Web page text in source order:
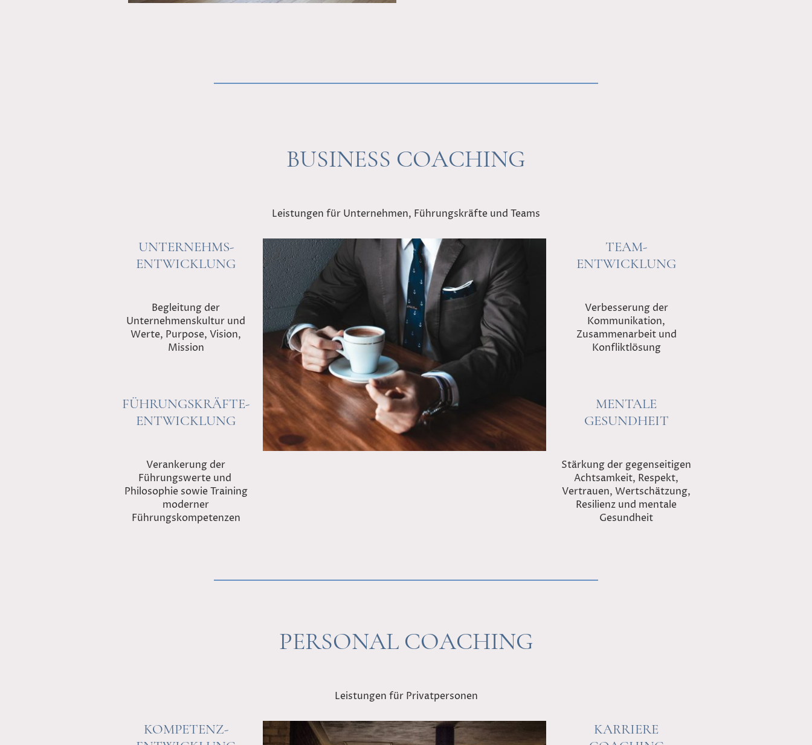
BUSINESS COACHING
Leistungen für Unternehmen, Führungskräfte und Teams
UNTERNEHMS-
ENTWICKLUNG
Begleitung der
Unternehmenskultur und
Werte, Purpose, Vision,
Mission
TEAM-
ENTWICKLUNG
Verbesserung der
Kommunikation,
Zusammenarbeit und
Konfliktlösung
FÜHRUNGSKRÄFTE-
ENTWICKLUNG
MENTALE
GESUNDHEIT
Verankerung der
Führungswerte und
Philosophie sowie Training
moderner
Führungskompetenzen
Stärkung der gegenseitigen
Achtsamkeit, Respekt,
Vertrauen, Wertschätzung,
Resilienz und mentale
Gesundheit
PERSONAL COACHING
Leistungen für Privatpersonen
KOMPETENZ-
KARRIERE